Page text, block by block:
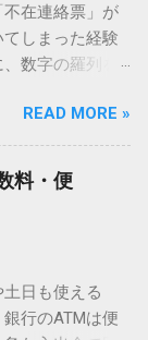
字・外字が出て
こない漢字が
字を認識する
水準」「第2水
人名や地名に
織だけで作ら
まれていない
うな番号が割
、この住所
ことができる
在連絡票」が
しまった経験
数字の羅列を
かもしれませ
で受け取りた
完結させた
の会員制サー
の連携です。
驚くほど軽く
徹底解説しま
トクラブ」と
READ MORE »
料・便
土日も使える
行のATMは便